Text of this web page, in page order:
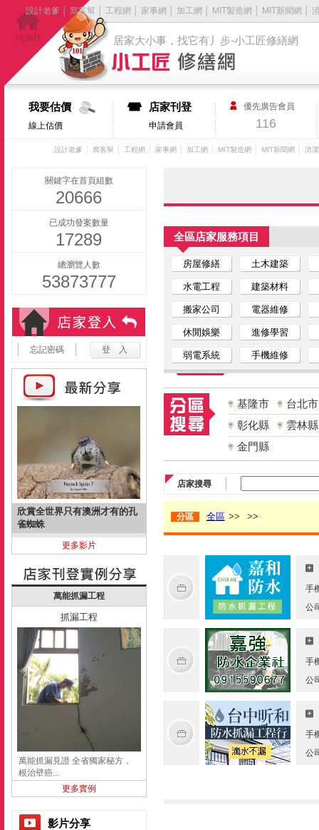
居家大小事，找它有丿步-小工匠修繕網
設計老爹 窩客幫 工程網 家事網 加工網 MIT製造網 MIT新聞網
我要估價
線上估價
店家刊登
申請會員
優先廣告會員
116
設計老爹 窩客幫 工程網 家事網 加工網 MIT製造網 MIT新聞網 清
關鍵字在首頁組數
20666
已成功發案數量
17289
總瀏覽人數
53873777
忘記密碼
欣賞全世界只有澳洲才有的孔
雀蜘蛛
更多影片
萬能抓漏工程
抓漏工程
萬能抓漏見證 全省獨家秘方，
根治壁癌...
更多實例
影片分享
全區店家服務項目
房屋修繕 土木建築
水電工程 建築材料
搬家公司 電器維修
休閒娛樂 進修學習
弱電系統 手機維修
基隆市
台北市
彰化縣
雲林縣
金門縣
店家搜尋
分區 全區 >> >>
手
公
手
公
手
公